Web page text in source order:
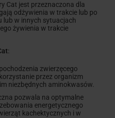
Cat jest przeznaczona dla
odżywienia w trakcie lub po
lub w innych sytuacjach
żywienia w trakcie
:
zwierzęcego
przez organizm
niezbędnych aminokwasów.
pozwala na optymalne
energetycznego
kachektycznych i w